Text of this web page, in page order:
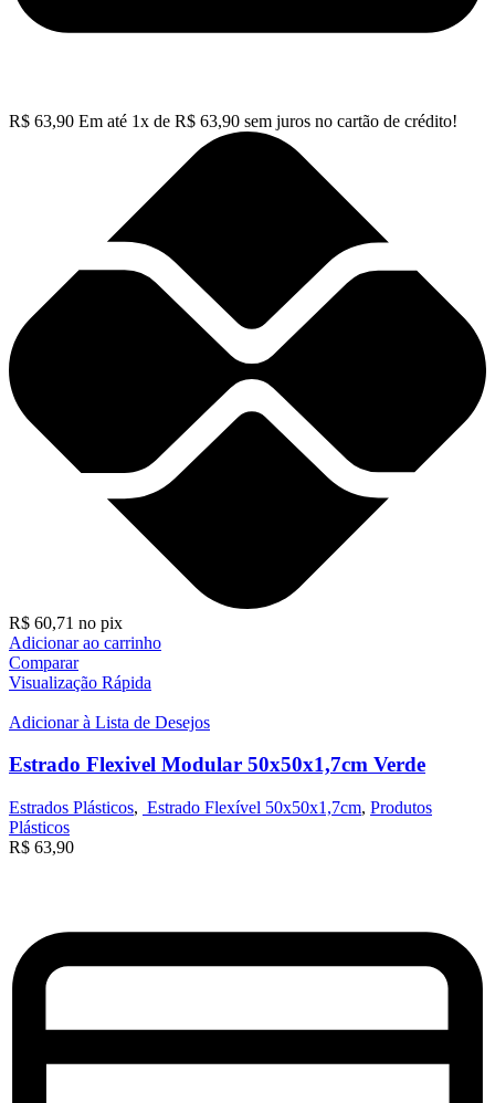
R$ 63,90 Em até 1x de R$ 63,90 sem juros no cartão de crédito!
R$ 60,71 no pix
Adicionar ao carrinho
Comparar
Visualização Rápida
Adicionar à Lista de Desejos
Estrado Flexivel Modular 50x50x1,7cm Verde
Estrados Plásticos, Estrado Flexível 50x50x1,7cm, Produtos
Plásticos
R$ 63,90